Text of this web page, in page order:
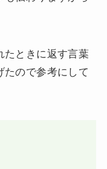
たときに返す言葉
たので参考にして